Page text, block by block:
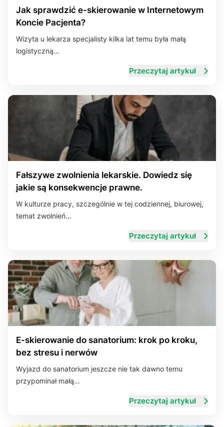
Jak sprawdzić e-skierowanie w Internetowym
Koncie Pacjenta?
Wizyta u lekarza specjalisty kilka lat temu była małą
logistyczną…
Przeczytaj artykuł
Fałszywe zwolnienia lekarskie. Dowiedz się
jakie są konsekwencje prawne.
W kulturze pracy, szczególnie w tej codziennej, biurowej,
temat zwolnień…
Przeczytaj artykuł
E-skierowanie do sanatorium: krok po kroku,
bez stresu i nerwów
Wyjazd do sanatorium jeszcze nie tak dawno temu
przypominał małą…
Przeczytaj artykuł